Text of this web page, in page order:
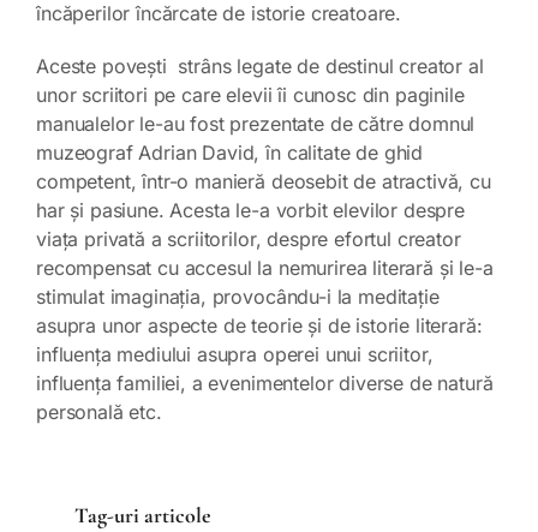
încăperilor încărcate de istorie creatoare.
Aceste povești strâns legate de destinul creator al
unor scriitori pe care elevii îi cunosc din paginile
manualelor le-au fost prezentate de către domnul
muzeograf Adrian David, în calitate de ghid
competent, într-o manieră deosebit de atractivă, cu
har și pasiune. Acesta le-a vorbit elevilor despre
viața privată a scriitorilor, despre efortul creator
recompensat cu accesul la nemurirea literară și le-a
stimulat imaginația, provocându-i la meditație
asupra unor aspecte de teorie și de istorie literară:
influența mediului asupra operei unui scriitor,
influența familiei, a evenimentelor diverse de natură
personală etc.
Tag-uri articole